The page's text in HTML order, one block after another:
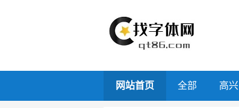
网站首页 全部 高兴